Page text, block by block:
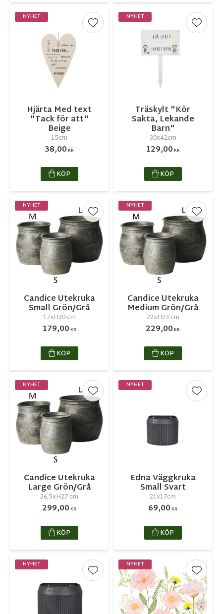
Hjärta Med text
"Tack för att"
Beige
15cm
38,00KR
NYHET
Lägg till i favoriter
KÖP
Träskylt "Kör
Sakta, Lekande
Barn"
30x42cm
129,00KR
NYHET
Lägg
KÖP
Candice Utekruka
Small Grön/Grå
17xH20 cm
179,00KR
NYHET
Lägg till i favoriter
KÖP
Candice Utekruka
Medium Grön/Grå
22xH23 cm
229,00KR
NYHET
Lägg
KÖP
Candice Utekruka
Large Grön/Grå
26,5xH27 cm
299,00KR
NYHET
Lägg till i favoriter
KÖP
Edna Väggkruka
Small Svart
21x17cm
69,00KR
NYHET
Lägg
KÖP
NYHET
Lägg till i favoriter
NYHET
Lägg